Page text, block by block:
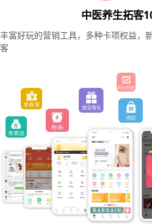
中医养生拓客
丰富好玩的营销工具，多种卡项权益，
客